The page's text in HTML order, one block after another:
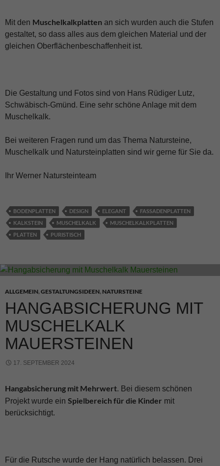
Mit den Muschelkalkplatten an sich wurden auch die Stufen
gestaltet, so dass alles aus dem gleichen Material und der
gleichen Oberflächenbeschaffenheit ist.
Die Gestaltung und Fotos sind von Hans Rüdiger Lutz,
Schwäbisch-Gmünd. Eine sehr schöne Anlage mit dem
Muschelkalk.
Bei weiteren Fragen rund um das Thema Natursteine,
Muschelkalk und Natursteinplatten sind wir gerne für Sie da.
Ihr Werner Natursteinteam
BODENPLATTEN DESIGN ELEGANT
FASSADENPLATTEN
KALKSTEIN
MUSCHELKALK
MUSCHELKALKPLATTEN
PLATTEN
PURISTISCH
ALLGEMEIN, GESTALTUNGSIDEEN, NATURSTEINE
HANGABSICHERUNG MIT
MUSCHELKALK
MAUERSTEINEN
17. SEPTEMBER 2024
Hangabsicherung mit Mehrwert. Bei diesem schönen
Projekt wurde ein Spielbereich für die Kinder mit
berücksichtigt.
Für die Rutsche wurde der Hang natürlich belassen. Drei